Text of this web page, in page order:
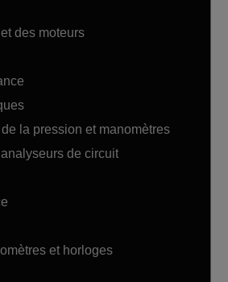
des moteurs
la pression et manomètres
de circuit
et horloges